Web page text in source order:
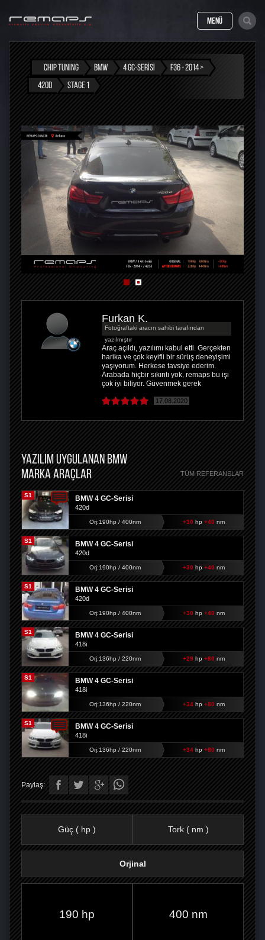
MENÜ
CHIP TUNING BMW 4 GC-SERISI
F36 - 2014 >
420D
STAGE 1
Furkan K.
Fotoğraftaki aracın sahibi tarafından
yazılmıştır
Araç açıldı, yazılımı kabul etti. Gerçekten
harika ve çok keyifli bir sürüş deneyişimi
yaşıyorum. Herkese tavsiye ederim.
Arabada hiçbir sıkıntı yok, remaps bu işi
çok iyi biliyor. Güvenmek gerek
17.08.2020
YAZILIM UYGULANAN BMW
MARKA ARAÇLAR
TÜM REFERANSLAR
S1 BMW 4 GC-Serisi
420d
Orj:190hp / 400nm +30 hp +40 nm
S1 BMW 4 GC-Serisi
420d
Orj:190hp / 400nm +30 hp +40 nm
S1 BMW 4 GC-Serisi
420d
Orj:190hp / 400nm +30 hp +40 nm
S1 BMW 4 GC-Serisi
418i
Orj:136hp / 220nm +29hp +80 nm
S1 BMW 4 GC-Serisi
418i
Orj:136hp / 220nm +34hp +80 nm
S1 BMW 4 GC-Serisi
418i
Orj:136hp / 220nm +34hp +80 nm
Paylaş:
Güç ( hp ) Tork ( nm )
Orjinal
190 hp 400 nm